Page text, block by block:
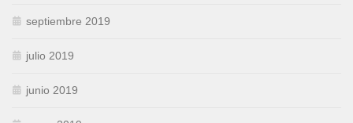
septiembre 2019
julio 2019
junio 2019